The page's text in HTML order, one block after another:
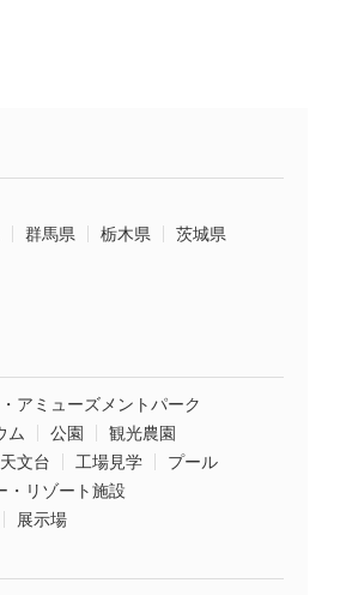
群馬県 栃木県
茨城県
アミューズメントパーク
ム 公園
観光農園
文台 工場見学
プール
・リゾート施設
展示場